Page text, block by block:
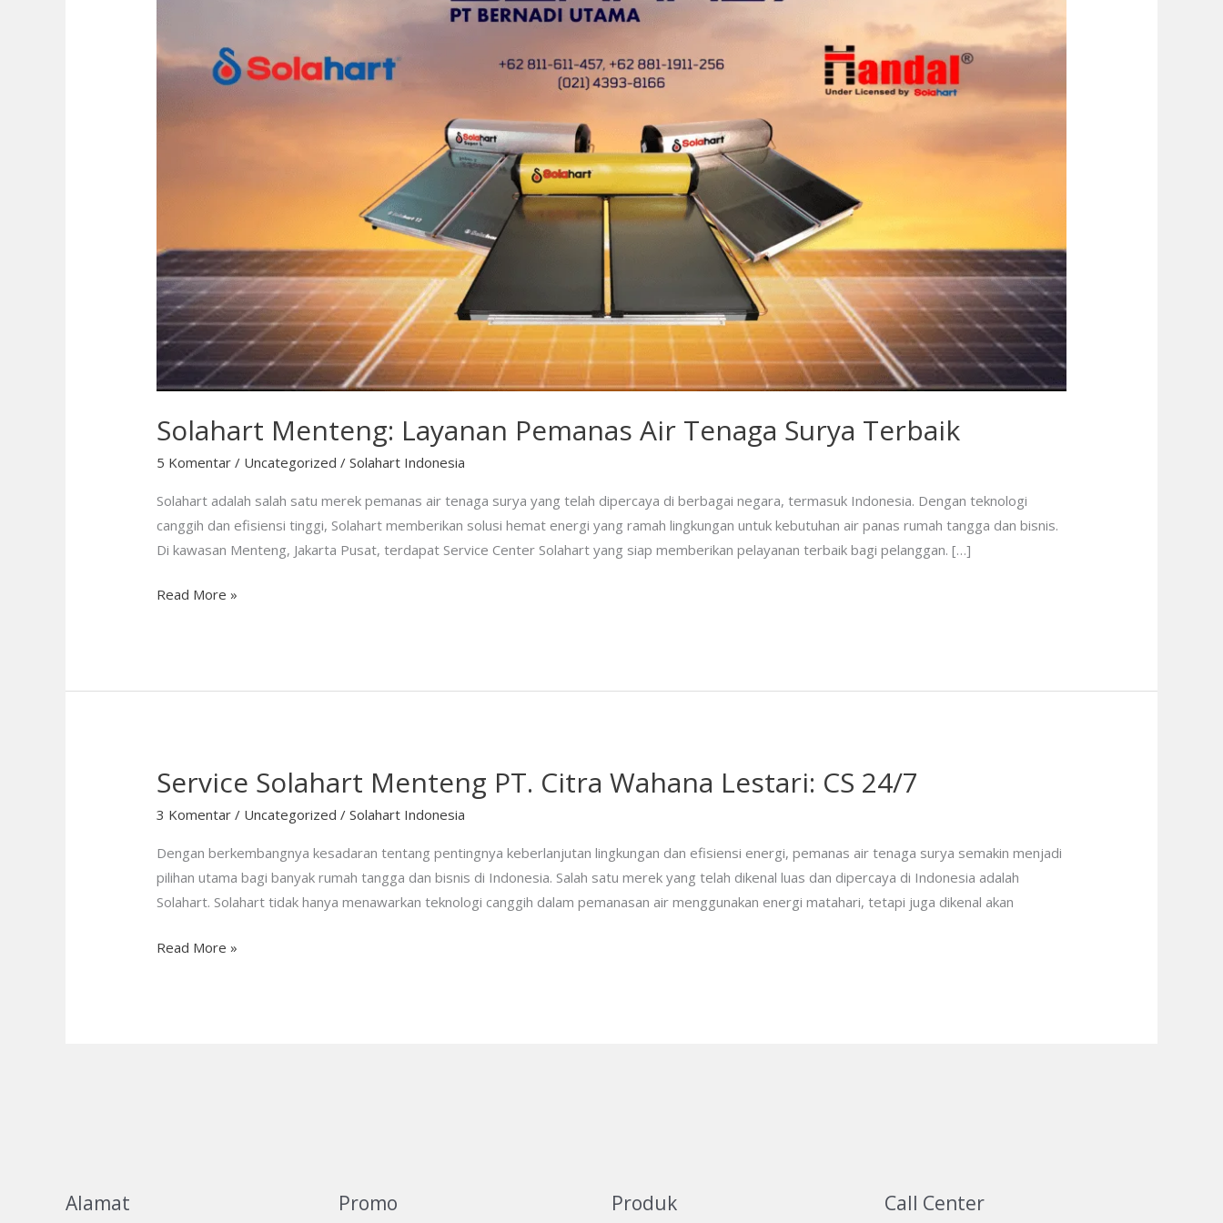
Solahart Menteng: Layanan Pemanas Air Tenaga Surya Terbaik
5 Komentar / Uncategorized /Solahart Indonesia
Solahart adalah salah satu merek pemanas air tenaga surya yang telah dipercaya di berbagai negara, termasuk Indonesia. Dengan teknologi
canggih dan efisiensi tinggi, Solahart memberikan solusi hemat energi yang ramah lingkungan untuk kebutuhan air panas rumah tangga dan bisnis.
Di kawasan Menteng, Jakarta Pusat, terdapat Service Center Solahart yang siap memberikan pelayanan terbaik bagi pelanggan. […]
Air
Tenaga
Terbaik
Read More »
Service Solahart Menteng PT. Citra Wahana Lestari: CS 24/7
3 Komentar / Uncategorized /Solahart Indonesia
Dengan berkembangnya kesadaran tentang pentingnya keberlanjutan lingkungan dan efisiensi energi, pemanas air tenaga surya semakin menjadi
pilihan utama bagi banyak rumah tangga dan bisnis di Indonesia. Salah satu merek yang telah dikenal luas dan dipercaya di Indonesia adalah
Solahart. Solahart tidak hanya menawarkan teknologi canggih dalam pemanasan air menggunakan energi matahari, tetapi juga dikenal akan
Service
Menteng
PT.
Citra
Wahana
CS
Read More »
Alamat Promo Produk Call Center